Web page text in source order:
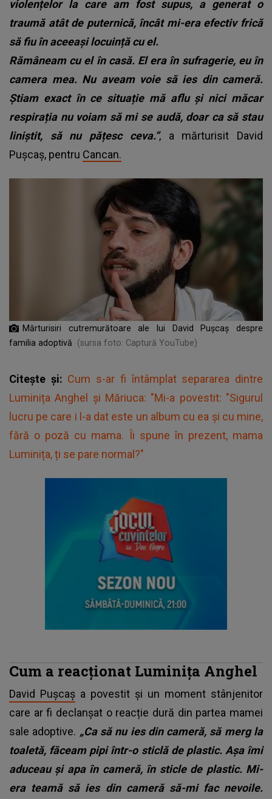
violențelor la care am fost supus, a generat o
traumă atât de puternică, încât mi-era efectiv frică
să fiu în aceeași locuință cu el.
Rămâneam cu el în casă. El era în sufragerie, eu în
camera mea. Nu aveam voie să ies din cameră.
Știam exact în ce situație mă aflu și nici măcar
respirația nu voiam să mi se audă, doar ca să stau
liniștit, să nu pățesc ceva.”, a mărturisit David
Pușcaș, pentru Cancan.
Mărturisiri cutremurătoare ale lui David Pușcaș despre
familia adoptivă
(sursa foto: Captură YouTube)
Citește și: Cum s-ar fi întâmplat separarea dintre
Luminița Anghel și Măriuca: "Mi-a povestit: "Sigurul
lucru pe care i l-a dat este un album cu ea și cu mine,
fără o poză cu mama. Îi spune în prezent, mama
Luminița, ți se pare normal?"
Cum a reacționat Luminița Anghel
David Pușcaș a povestit și un moment stânjenitor
care ar fi declanșat o reacție dură din partea mamei
sale adoptive. „Ca să nu ies din cameră, să merg la
toaletă, făceam pipi într-o sticlă de plastic. Așa îmi
aduceau și apa în cameră, în sticle de plastic. Mi-
era teamă să ies din cameră să-mi fac nevoile.